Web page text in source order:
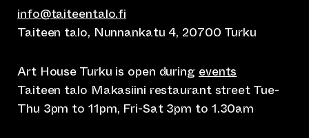
info@taiteentalo.fi
Taiteen talo, Nunnankatu 4, 20700 Turku
Art House Turku is open during events
Taiteen talo Makasiini restaurant street Tue-
Thu 3pm to 11pm, Fri-Sat 3pm to 1.30am